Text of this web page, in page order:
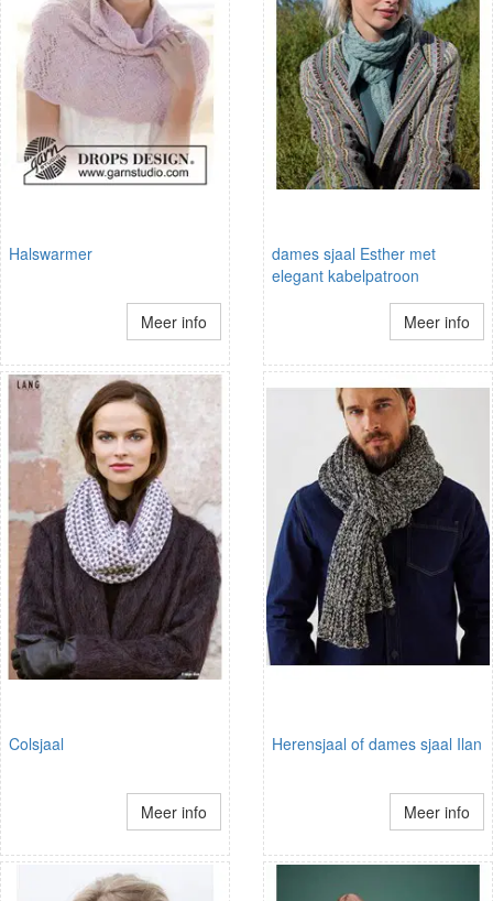
Halswarmer
Meer info
dames sjaal Esther met
elegant kabelpatroon
Meer info
Colsjaal
Meer info
Herensjaal of dames sjaal Ilan
Meer info